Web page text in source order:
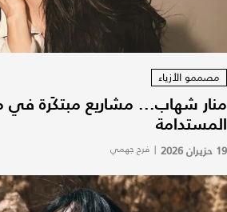
مصممو الأزياء
منار شهاب... مشاريع مبتكَرة في
المستدامة
19 حزيران 2026 | فرح جهمي